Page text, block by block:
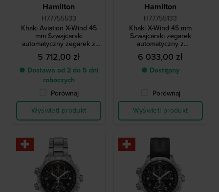
Hamilton
H77755533
Khaki Aviation X-Wind 45
mm Szwajcarski
automatyczny zegarek z
suwakiem logarytmicznym
5 712,00 zł
● Dostawa od 2 do 5 dni
roboczych
Porównaj
Wyświetl produkt
Hamilton
H77755133
Khaki X-Wind 45 mm
Szwajcarski zegarek
automatyczny z
kalkulatorem kąta dryfu
6 033,00 zł
● Dostępny
Porównaj
Wyświetl produkt